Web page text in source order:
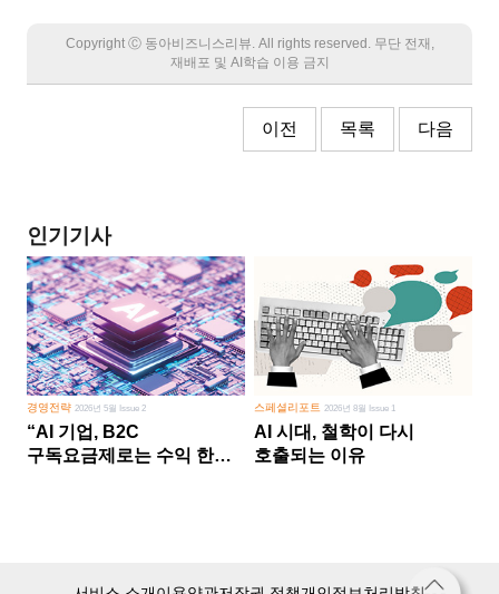
Copyright Ⓒ 동아비즈니스리뷰. All rights reserved. 무단 전재,
재배포 및 AI학습 이용 금지
이전 목록 다음
인기기사
경영전략2026년 5월 Issue 2
“AI 기업, B2C
구독요금제로는 수익 한계
스페셜리포트 2026년 8월 Issue 1
AI 시대, 철학이 다시
호출되는 이유